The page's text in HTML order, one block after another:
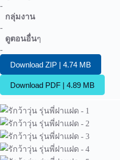
-
กลุ่มงาน
-
ดูตอนอื่นๆ
-
Download ZIP | 4.74 MB
Download PDF | 4.89 MB